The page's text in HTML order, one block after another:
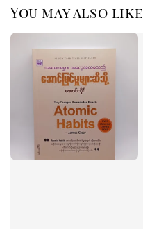
You may also like